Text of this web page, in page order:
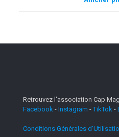
Retrouvez l'association Cap
Facebook - Instagram -TikTok -
Conditions Générales